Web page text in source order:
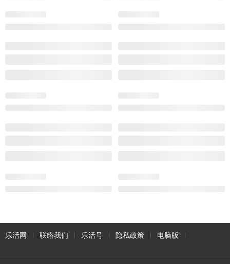
乐活网 联络我们 乐活号 隐私政策 电脑版